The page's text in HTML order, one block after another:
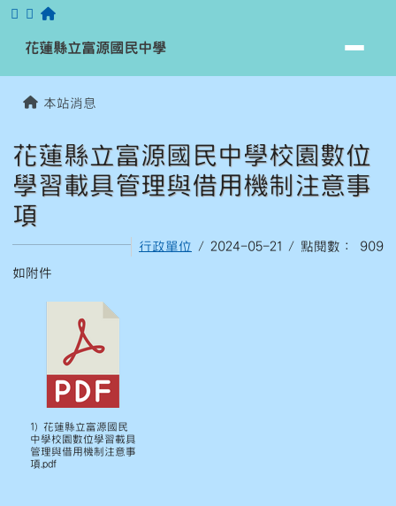
跳至主內容區
花蓮縣立富源國民中學
花蓮縣立富源國民中學
本站消息
花蓮縣立富源國民中學校園數位
學習載具管理與借用機制注意事
項
行政單位 / 2024-05-21 / 點閱數： 909
如附件
1) 花蓮縣立富源國民
中學校園數位學習載具
管理與借用機制注意事
項.pdf